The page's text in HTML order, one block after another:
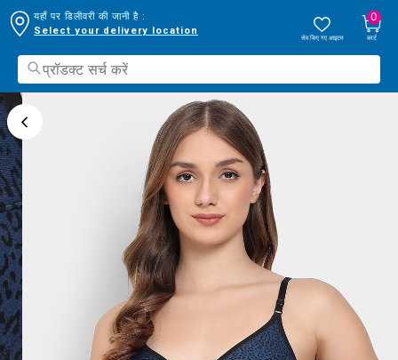
यहाँ पर डिलीवरी की जानी है :
Select your delivery location
सेव किए गए आइटम
0
कार्ट